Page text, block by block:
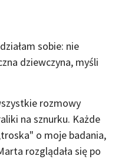
sobie: nie
dziewczyna, myśli
rozmowy
na sznurku. Każde
o moje badania,
rozglądała się po